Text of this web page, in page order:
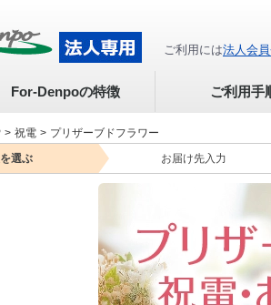
ご利用には法人会
For-Denpoの特徴 ご利用手
> 祝電 > プリザーブドフラワー
選ぶ お届け先 入力